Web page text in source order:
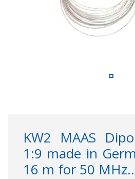
KW2 MAAS
1:9 made in
16 m for 50